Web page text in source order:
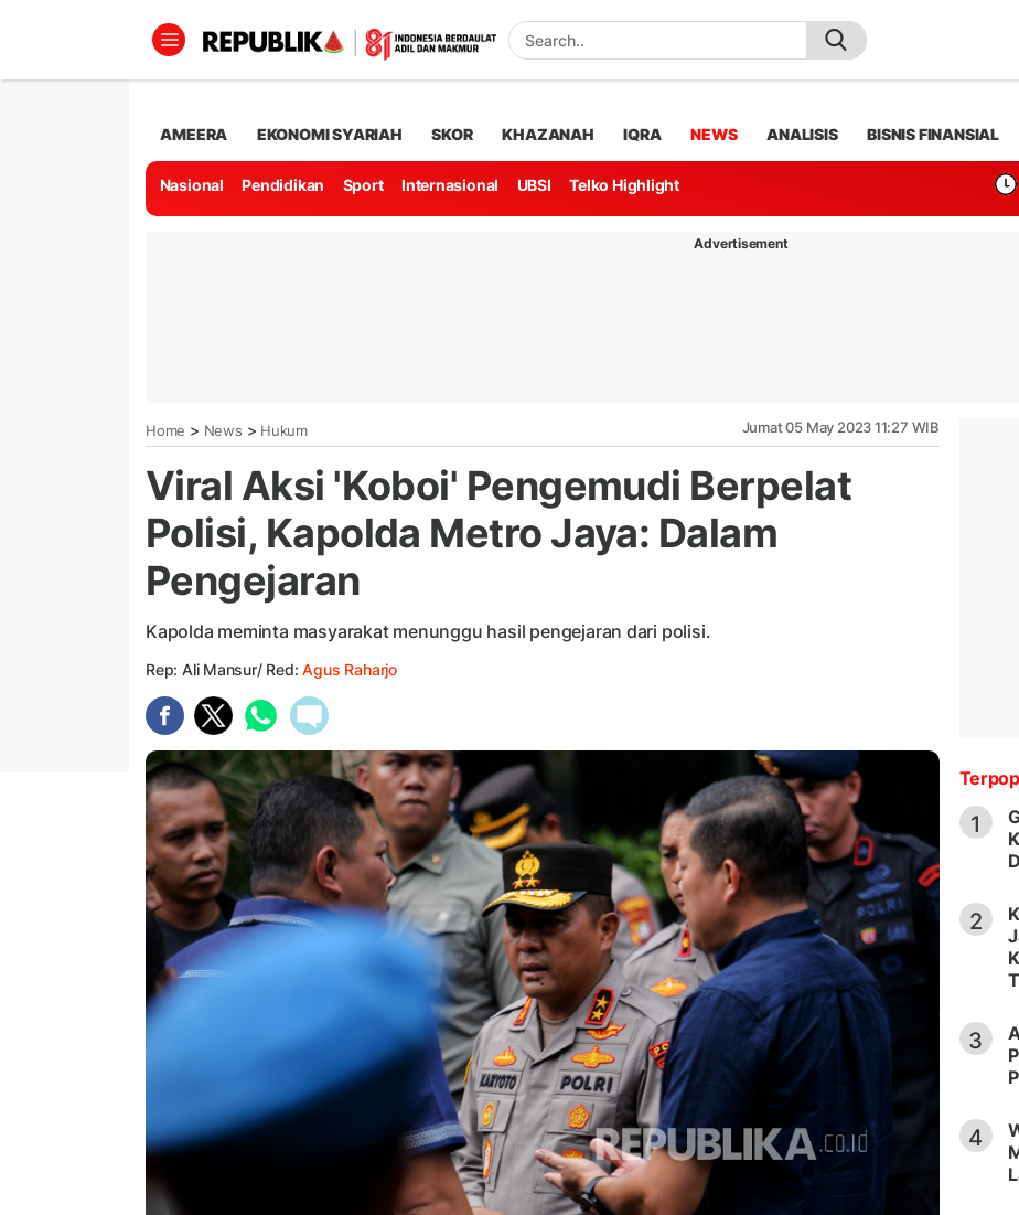
AMEERA EKONOMI SYARIAH SKOR KHAZANAH IQRA NEWS ANALISIS BISNIS FINANSIAL
Nasional Pendidikan Sport Internasional UBSI Telko Highlight
Advertisement
Home > News > Hukum Jumat 05 May 2023 11:27 WIB
Viral Aksi 'Koboi' Pengemudi Berpelat
Polisi, Kapolda Metro Jaya: Dalam
Pengejaran
Kapolda meminta masyarakat menunggu hasil pengejaran dari polisi.
Rep: Ali Mansur/ Red:Agus Raharjo
1
2
3
4